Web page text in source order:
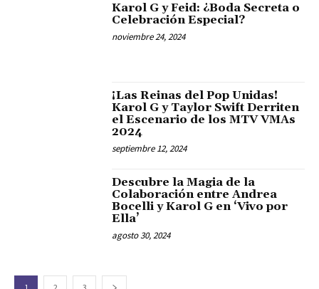
Karol G y Feid: ¿Boda Secreta o
Celebración Especial?
noviembre 24, 2024
¡Las Reinas del Pop Unidas!
Karol G y Taylor Swift Derriten
el Escenario de los MTV VMAs
2024
septiembre 12, 2024
Descubre la Magia de la
Colaboración entre Andrea
Bocelli y Karol G en ‘Vivo por
Ella’
agosto 30, 2024